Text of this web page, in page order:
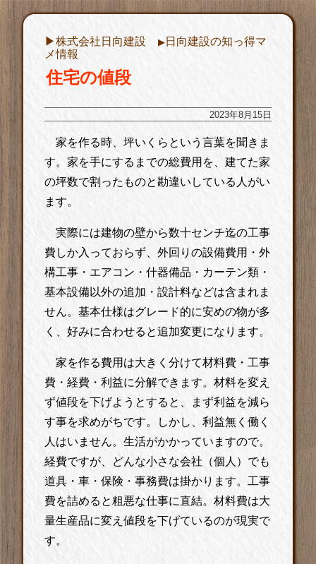
▶︎株式会社日向建設 ▶︎日向建設の知っ得マ
メ情報
住宅の値段
2023年8月15日
家を作る時、坪いくらという言葉を聞きま
す。家を手にするまでの総費用を、建てた家
の坪数で割ったものと勘違いしている人がい
ます。
実際には建物の壁から数十センチ迄の工事
費しか入っておらず、外回りの設備費用・外
構工事・エアコン・什器備品・カーテン類・
基本設備以外の追加・設計料などは含まれま
せん。基本仕様はグレード的に安めの物が多
く、好みに合わせると追加変更になります。
家を作る費用は大きく分けて材料費・工事
費・経費・利益に分解できます。材料を変え
ず値段を下げようとすると、まず利益を減ら
す事を求めがちです。しかし、利益無く働く
人はいません。生活がかかっていますので。
経費ですが、どんな小さな会社（個人）でも
道具・車・保険・事務費は掛かります。工事
費を詰めると粗悪な仕事に直結。材料費は大
量生産品に変え値段を下げているのが現実で
す。